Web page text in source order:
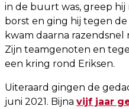
in de buurt was, greep
borst en ging hij tegen de
kwam daarna
Zijn teamgenoten en
een kring rond Eriksen.
Uiteraard gingen de
juni 2021. Bijna vijf jaar